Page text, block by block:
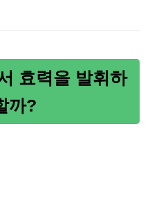
효력을 발휘하
까?